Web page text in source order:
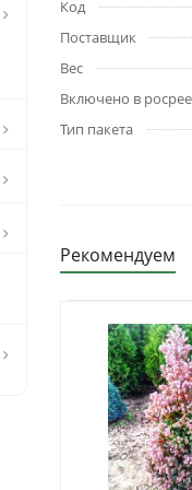
Код
Поставщик
Вес
Включено в
Тип пакета
Рекомендуем